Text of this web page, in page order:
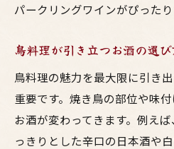
パークリングワインがぴったり
鳥料理が引き立つお酒の選
鳥料理の魅力を最大限に引き
重要です。焼き鳥の部位や味
お酒が変わってきます。例え
っきりとした辛口の日本酒や